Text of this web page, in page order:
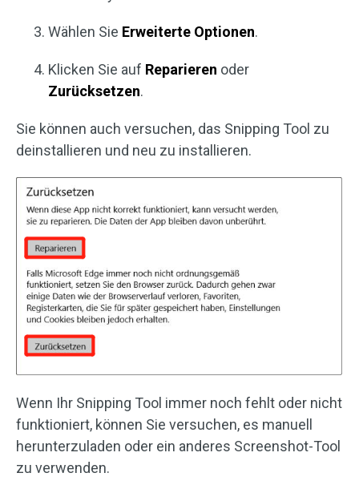
Wählen Sie Erweiterte Optionen.
Klicken Sie auf Reparieren oder
Zurücksetzen.
Sie können auch versuchen, das Snipping Tool zu
deinstallieren und neu zu installieren.
Wenn Ihr Snipping Tool immer noch fehlt oder nicht
funktioniert, können Sie versuchen, es manuell
herunterzuladen oder ein anderes Screenshot-Tool
zu verwenden.